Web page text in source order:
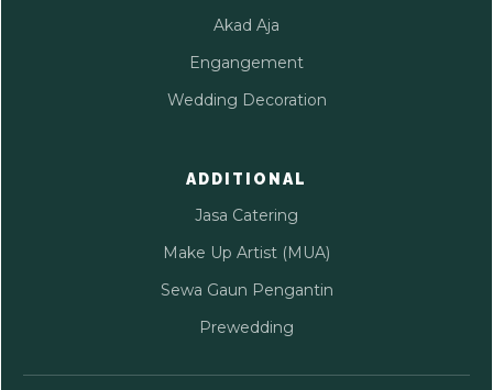
Akad Aja
Engangement
Wedding Decoration
ADDITIONAL
Jasa Catering
Make Up Artist (MUA)
Sewa Gaun Pengantin
Prewedding